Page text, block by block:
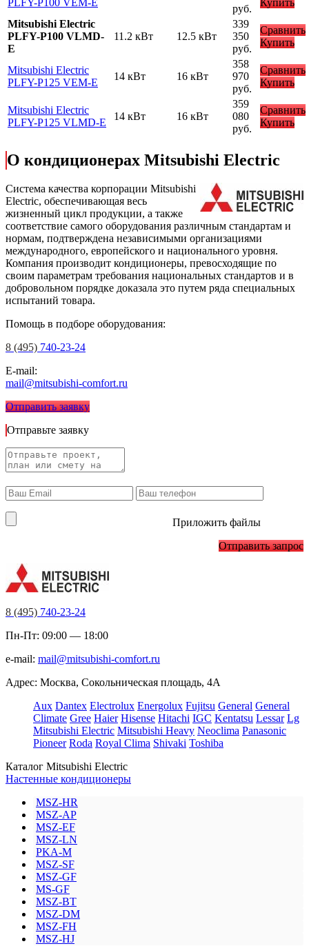
руб.
Mitsubishi Electric
PLFY-P100 VLMD-
E
11.2 кВт 12.5 кВт
339
350
руб.
Сравнить
Купить
Mitsubishi Electric
PLFY-P125 VEM-E
14 кВт 16 кВт
358
970
руб.
Сравнить
Купить
Mitsubishi Electric
PLFY-P125 VLMD-E
14 кВт 16 кВт
359
080
руб.
Сравнить
Купить
О кондиционерах Mitsubishi Electric
Cистема качества корпорации Mitsubishi
Electric, обеспечивающая весь
жизненный цикл продукции, а также
соответствие самого оборудования различным стандартам и
нормам, подтверждена независимыми организациями
международного, европейского и национального уровня.
Компания производит кондиционеры, превосходящие по
своим параметрам требования национальных стандартов и в
добровольном порядке доказала это путем ряда специальных
испытаний товара.
Помощь в подборе оборудования:
8 (495) 740-23-24
E-mail:
mail@mitsubishi-comfort.ru
Отправить заявку
Отправьте заявку
Приложить файлы
Отправить запрос
8 (495) 740-23-24
Пн-Пт: 09:00 — 18:00
e-mail: mail@mitsubishi-comfort.ru
Адрес: Москва, Сокольническая площадь, 4А
Aux Dantex Electrolux Energolux Fujitsu General General
Climate Gree Haier Hisense Hitachi IGC Kentatsu Lessar Lg
Mitsubishi Electric Mitsubishi Heavy Neoclima Panasonic
Pioneer Roda Royal Clima Shivaki Toshiba
Каталог Mitsubishi Electric
Настенные кондиционеры
MSZ-HR
MSZ-AP
MSZ-EF
MSZ-LN
PKA-M
MSZ-SF
MSZ-GF
MS-GF
MSZ-BT
MSZ-DM
MSZ-FH
MSZ-HJ